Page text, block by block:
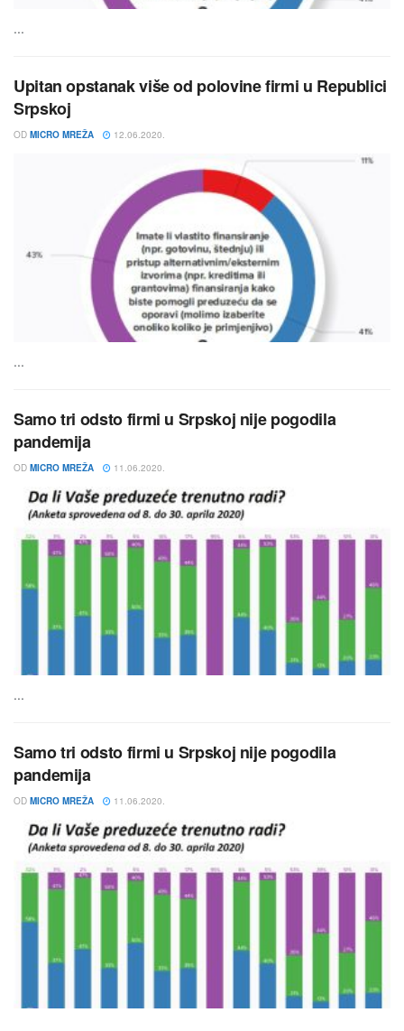
...
Upitan opstanak više od polovine firmi u Republici
Srpskoj
OD MICRO MREŽA 12.06.2020.
...
Samo tri odsto firmi u Srpskoj nije pogodila
pandemija
OD MICRO MREŽA 11.06.2020.
...
Samo tri odsto firmi u Srpskoj nije pogodila
pandemija
OD MICRO MREŽA 11.06.2020.
...